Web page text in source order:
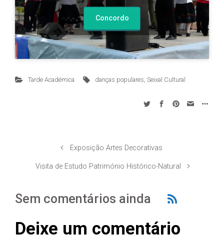
Concordo
Tarde Académica danças populares ,Seixal Cultural
Exposição Artes Decorativas
Visita de Estudo Património Histórico-Natural
Sem comentários ainda
Deixe um comentário